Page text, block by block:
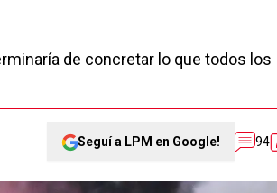
de concretar lo que todos los
Seguí a LPM en Google! 94